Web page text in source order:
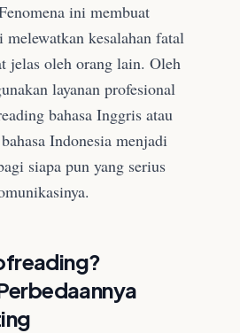
ini membuat
kesalahan fatal
jelas oleh orang lain. Oleh
layanan profesional
bahasa Inggris atau
Indonesia menjadi
siapa pun yang serius